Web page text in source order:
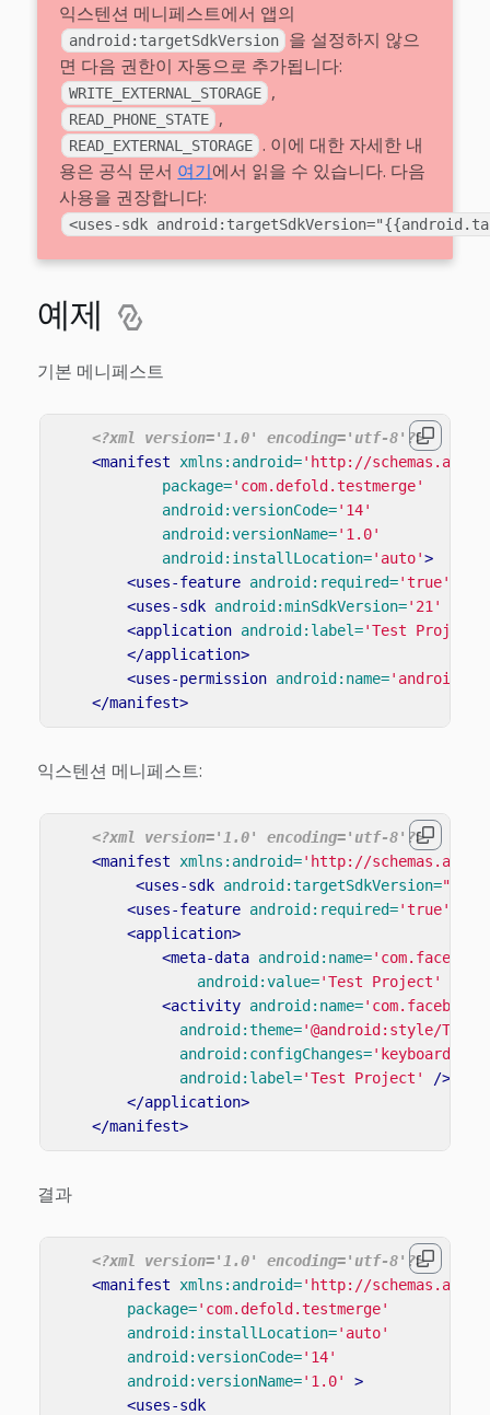
익스텐션 메니페스트에서 앱의
android:targetSdkVersion
을 설정하지 않으
면 다음 권한이 자동으로 추가됩니다:
WRITE_EXTERNAL_STORAGE ,
READ_PHONE_STATE ,
READ_EXTERNAL_STORAGE . 이에 대한 자세한 내
용은 공식 문서 여기에서 읽을 수 있습니다. 다음
사용을 권장합니다:
<uses-sdk
예제
기본 메니페스트
<?xml version='1.0' encoding='utf-8'?>
<manifest xmlns:android='http://
package='com.defold.testmerge'
android:versionCode='14'
android:versionName='1.0'
android:installLocation='auto'>
<uses-feature android:required='true'
<uses-sdk android:minSdkVersion='21'
<application android:label='Test Project'
</application>
<uses-permission android:name=
</manifest>
익스텐션 메니페스트:
<?xml version='1.0' encoding='utf-8'?>
<manifest
xmlns:android='http://
<uses-sdk android:targetSdkVersion=
<uses-feature android:required='true'
<application>
<meta-data android:name=
android:value='Test Project'
<activity android:name=
android:theme='@android:style/
android:configChanges=
android:label='Test Project'
/>
</application>
</manifest>
결과
<?xml version='1.0' encoding='utf-8'?>
<manifest
xmlns:android='http://
package='com.defold.testmerge'
android:installLocation='auto'
android:versionCode='14'
android:versionName='1.0'
>
<uses-sdk